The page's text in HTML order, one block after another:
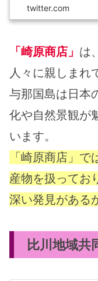
twitter.com
「崎原商店」 は、
人々に親しまれ
与那国島は日本
化や自然景観が
います。
「崎原商店」
産物を扱ってお
深い発見がある
比川地域共